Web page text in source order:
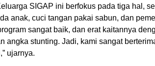
SIGAP ini berfokus pada tiga hal,
anak, cuci tangan pakai sabun, dan
sangat baik, dan erat kaitannya
angka stunting. Jadi, kami sangat
ujarnya.